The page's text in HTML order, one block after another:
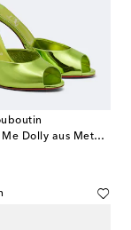
Pantoletten Me Dolly aus Metallic-Leder